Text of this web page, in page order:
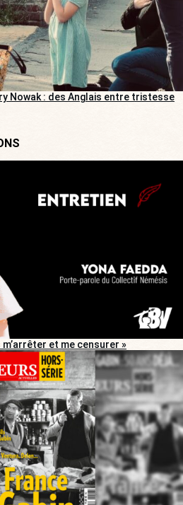
Nowak : des Anglais entre tristesse
m’arrêter et me censurer »